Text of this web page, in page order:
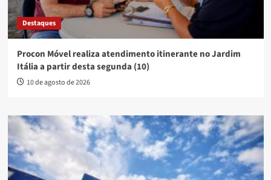
Destaques
Procon Móvel realiza atendimento itinerante no Jardim
Itália a partir desta segunda (10)
10 de agosto de 2026